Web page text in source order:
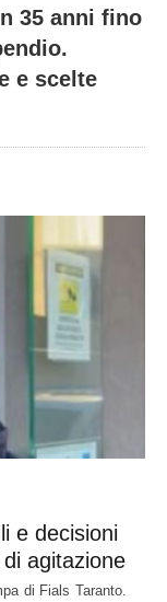
35 anni fino
e scelte
e decisioni
agitazione
di Fials Taranto.